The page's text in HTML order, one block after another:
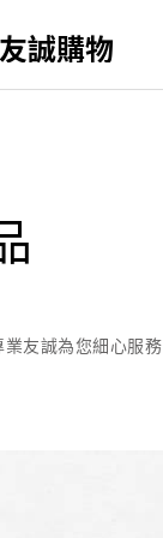
友誠購物
友誠為您細心服務